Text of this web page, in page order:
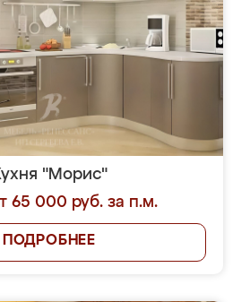
"Морис"
65 000 руб. за п.м.
ПОДРОБНЕЕ